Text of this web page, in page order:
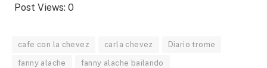
Post Views: 0
cafe con la chevez carla chevez Diario trome
fanny alache fanny alache bailando